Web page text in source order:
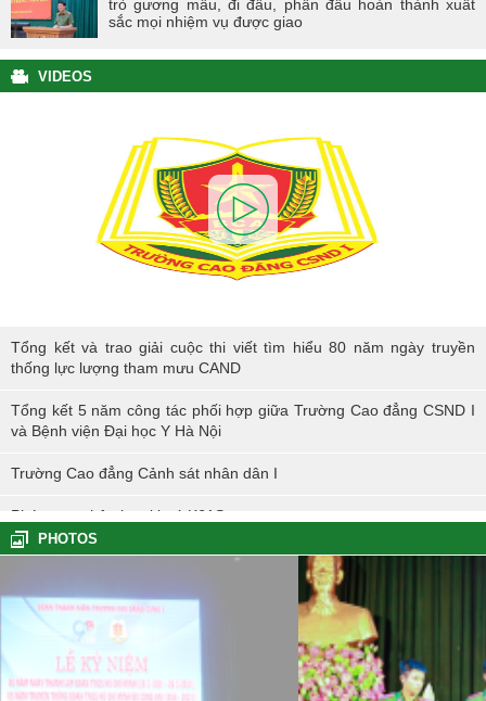
trò gương mẫu, đi đầu, phấn đấu hoàn thành xuất
sắc mọi nhiệm vụ được giao
VIDEOS
lực lượng tham mưu CAND
Tổng kết và trao giải cuộc thi viết tìm hiểu 80 năm ngày truyền
thống lực lượng tham mưu CAND
Tổng kết 5 năm công tác phối hợp giữa Trường Cao đẳng CSND I
và Bệnh viện Đại học Y Hà Nội
Trường Cao đẳng Cảnh sát nhân dân I
Phóng sự nhập học khoá K61S
Tổng kết hoạt động thực tế đợt I - K60S
Các sự kiện tiêu biểu của Tuổi trẻ Nhà trường năm học 2023-2024
TÔI LÀM CÔNG AN XÃ
Hoạt động thực tế chính trị của cán bộ, học viên tại Hoà Bình
PHOTOS